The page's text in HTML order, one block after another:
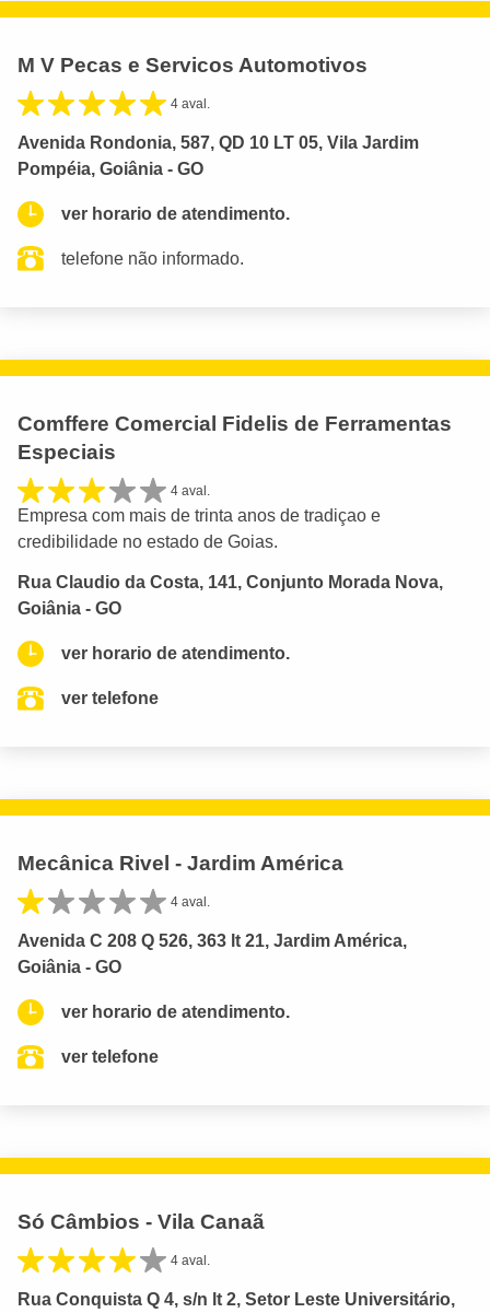
M V Pecas e Servicos Automotivos
4 aval.
Avenida Rondonia, 587, QD 10 LT 05, Vila Jardim
Pompéia, Goiânia - GO
ver horario de atendimento.
telefone não informado.
Comffere Comercial Fidelis de Ferramentas
Especiais
4 aval.
Empresa com mais de trinta anos de tradiçao e
credibilidade no estado de Goias.
Rua Claudio da Costa, 141, Conjunto Morada Nova,
Goiânia - GO
ver horario de atendimento.
ver telefone
Mecânica Rivel - Jardim América
4 aval.
Avenida C 208 Q 526, 363 lt 21, Jardim América,
Goiânia - GO
ver horario de atendimento.
ver telefone
Só Câmbios - Vila Canaã
4 aval.
Rua Conquista Q 4, s/n lt 2, Setor Leste Universitário,